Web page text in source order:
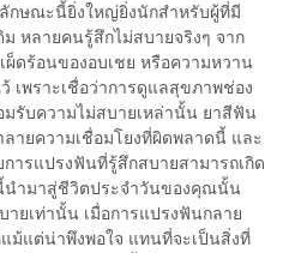
กษณะนี้ยิ่งใหญ่ยิ่งนักสำหรับผู้ที่มี
หลายคนรู้สึกไม่สบายจริงๆ จาก
ดร้อนของอบเชย หรือความหวาน
เพราะเชื่อว่าการดูแลสุขภาพช่อง
รับความไม่สบายเหล่านั้น ยาสีฟัน
ยความเชื่อมโยงที่ผิดพลาดนี้ และ
ารแปรงฟันที่รู้สึกสบายสามารถเกิด
นำมาสู่ชีวิตประจำวันของคุณนั้น
ายเท่านั้น เมื่อการแปรงฟันกลาย
ม้แต่น่าพึงพอใจ แทนที่จะเป็นสิ่งที่